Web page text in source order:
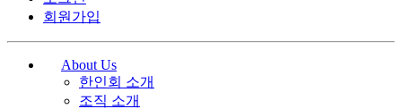
회원가입
About Us
한인회 소개
조직 소개